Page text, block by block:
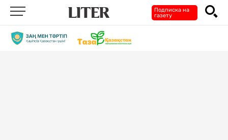
Подписка на
газету